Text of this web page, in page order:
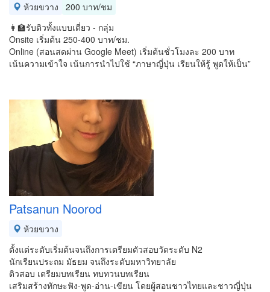
ห้วยขวาง
200 บาท/ชม
👩‍🏫รับติวทั้งแบบเดี่ยว - กลุ่ม
Onsite เริ่มต้น 250-400 บาท/ชม.
Online (สอนสดผ่าน Google Meet) เริ่มต้นชั่วโมงละ 200 บาท
เน้นความเข้าใจ เน้นการนำไปใช้ “ภาษาญี่ปุ่น เรียนให้รู้ พูดให้เป็น”
Patsanun Noorod
ห้วยขวาง
ตั้งแต่ระดับเริ่มต้นจนถึงการเตรียมตัวสอบวัดระดับ N2
นักเรียนประถม มัธยม จนถึงระดับมหาวิทยาลัย
ติวสอบ เตรียมบทเรียน ทบทวนบทเรียน
เสริมสร้างทักษะฟัง-พูด-อ่าน-เขียน โดยผู้สอนชาวไทยและชาวญี่ปุ่น